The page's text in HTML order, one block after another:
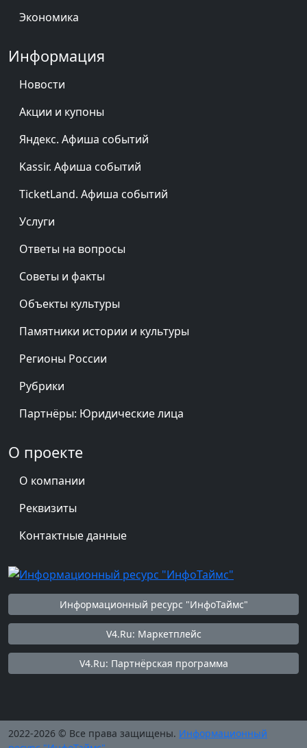
Экономика
Информация
Новости
Акции и купоны
Яндекс. Афиша событий
Kassir. Афиша событий
TicketLand. Афиша событий
Услуги
Ответы на вопросы
Советы и факты
Объекты культуры
Памятники истории и культуры
Регионы России
Рубрики
Партнёры: Юридические лица
О проекте
О компании
Реквизиты
Контактные данные
Информационный ресурс "ИнфоТаймс"
V4.Ru: Маркетплейс
V4.Ru: Партнёрская программа
2022-2026 © Все права защищены. Информационный